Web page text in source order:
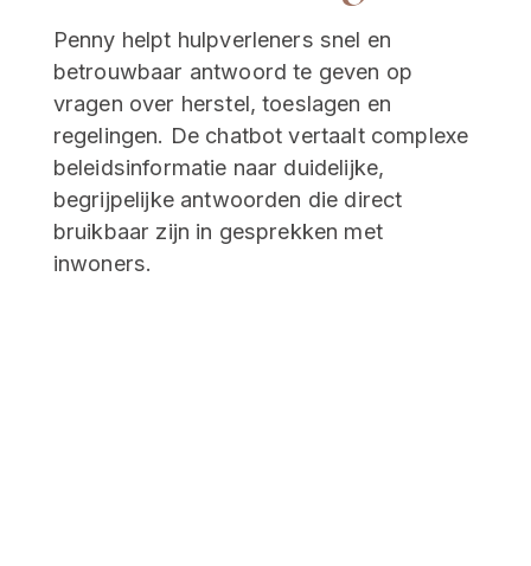
Penny helpt hulpverleners snel en
betrouwbaar antwoord te geven op
vragen over herstel, toeslagen en
regelingen. De chatbot vertaalt complexe
beleidsinformatie naar duidelijke,
begrijpelijke antwoorden die direct
bruikbaar zijn in gesprekken met
inwoners.